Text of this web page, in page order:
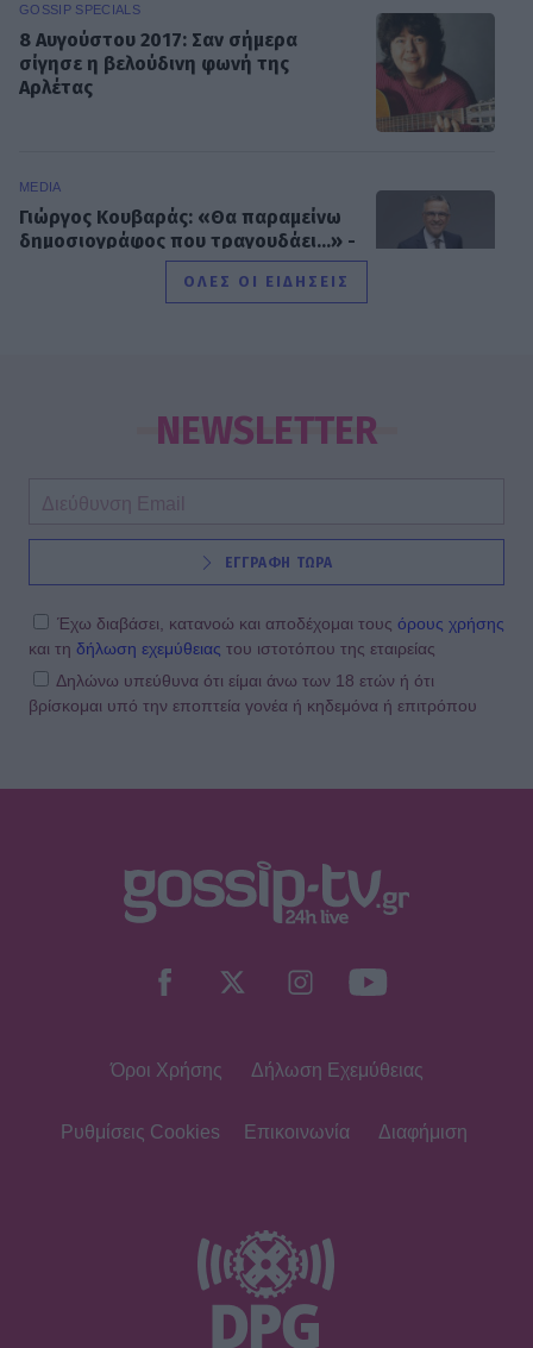
GOSSIP SPECIALS
8 Αυγούστου 2017: Σαν σήμερα
σίγησε η βελούδινη φωνή της
Αρλέτας
MEDIA
Γιώργος Κουβαράς: «Θα παραμείνω
δημοσιογράφος που τραγουδάει...» -
Η συνεργασία με τον Σαββιδάκη
έχει γίνει το σόου όλου του
HOLLYWOOD
Σακίρα: Αυτές είναι οι 7 τροφές που
της
SHOWBIZ
Daphne Lawrence: «Το πρώτο μου
Μαίρη δεν λειτουργεί συνειδητά για
Έλλη Κασόλη: «Έχω τη φιλοσοφία
ΟΛΕΣ ΟΙ ΕΙΔΗΣΕΙΣ
NEWSLETTER
ΕΓΓΡΑΦΗ ΤΩΡΑ
Έχω διαβάσει, κατανοώ και αποδέχομαι τους όρους χρήσης
και τη δήλωση εχεμύθειας του ιστοτόπου της εταιρείας
Δηλώνω υπεύθυνα ότι είμαι άνω των 18 ετών ή ότι
βρίσκομαι υπό την εποπτεία γονέα ή κηδεμόνα ή επιτρόπου
Όροι Χρήσης Δήλωση Εχεμύθειας
Ρυθμίσεις Cookies Επικοινωνία Διαφήμιση